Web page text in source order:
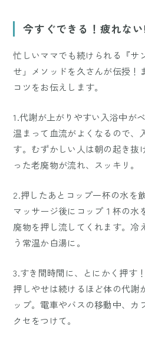
今すぐできる！疲れな
忙しいママでも続けられる『サ
せ」メソッドを久さんが伝授！
コツをお伝えします。
1.代謝が上がりやすい入浴中がベ
温まって血流がよくなるので、
す。むずかしい人は朝の起き抜
った老廃物が流れ、スッキリ。
2.押したあとコップ一杯の水を
マッサージ後にコップ１杯の水
廃物を押し流してくれます。冷
う常温か白湯に。
3.すき間時間に、とにかく押す！
押しやせは続けるほど体の代謝
ップ。電車やバスの移動中、カ
クセをつけて。